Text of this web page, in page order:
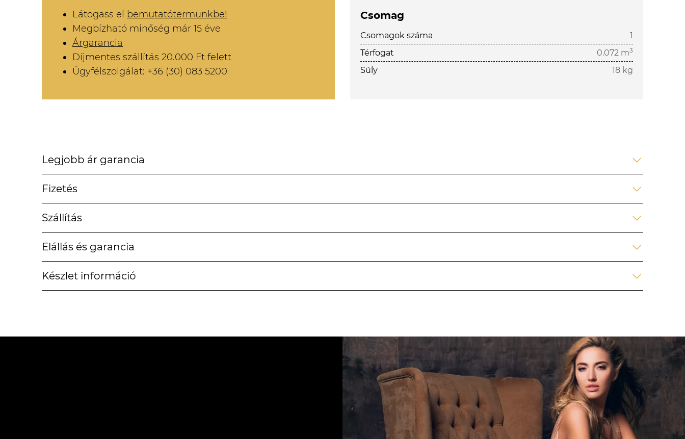
Látogass el bemutatótermünkbe!
Megbízható minőség már 15 éve
Árgarancia
Díjmentes szállítás 20.000 Ft felett
Ügyfélszolgálat: +36 (30) 083 5200
Csomag
Csomagok száma
1
Térfogat
0.072 m3
Súly 18 kg
Legjobb ár garancia
Fizetés
Szállítás
Elállás és garancia
Készlet információ